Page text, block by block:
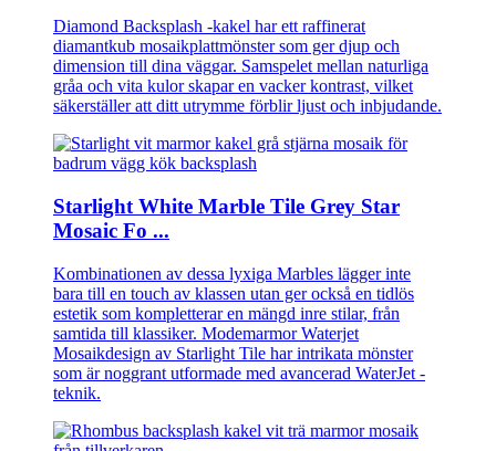
Diamond Backsplash -kakel har ett raffinerat
diamantkub mosaikplattmönster som ger djup och
dimension till dina väggar. Samspelet mellan naturliga
gråa och vita kulor skapar en vacker kontrast, vilket
säkerställer att ditt utrymme förblir ljust och inbjudande.
Starlight White Marble Tile Grey Star
Mosaic Fo ...
Kombinationen av dessa lyxiga Marbles lägger inte
bara till en touch av klassen utan ger också en tidlös
estetik som kompletterar en mängd inre stilar, från
samtida till klassiker. Modemarmor Waterjet
Mosaikdesign av Starlight Tile har intrikata mönster
som är noggrant utformade med avancerad WaterJet -
teknik.